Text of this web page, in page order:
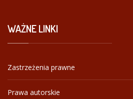
WAŻNELINKI
Zastrzeżenia prawne
Prawa autorskie